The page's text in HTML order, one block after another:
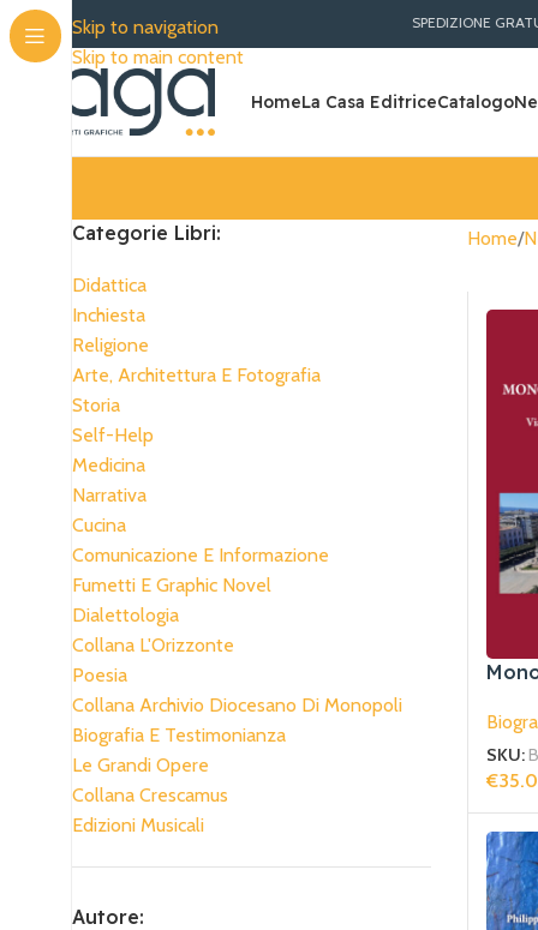
Skip to navigation
Skip to main content
SPEDIZIONE GRATUITA
HomeLa Casa EditriceCatalogo
Categorie Libri:
Didattica
Inchiesta
Religione
Arte, Architettura E Fotografia
Storia
Self-Help
Medicina
Narrativa
Cucina
Comunicazione E Informazione
Fumetti E Graphic Novel
Dialettologia
Collana L'Orizzonte
Poesia
Collana Archivio Diocesano Di Monopoli
Biografia E Testimonianza
Le Grandi Opere
Collana Crescamus
Edizioni Musicali
Autore:
Home
SKU:
€